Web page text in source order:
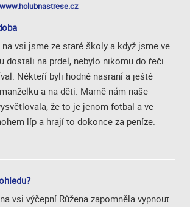
www.holubnastrese.cz
vsi jsme ze staré školy a když jsme ve
dostali na prdel, nebylo nikomu do řeči.
Někteří byli hodně nasraní a ještě
a na děti. Marně nám naše
že to je jenom fotbal a ve
líp a hrají to dokonce za peníze.
vsi výčepní Růžena zapomněla vypnout